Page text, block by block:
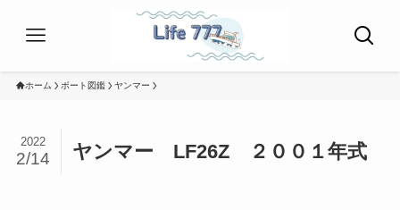
ホーム ボート図鑑 ヤンマー
ヤンマー LF26Z ２００１年式
2022
2/14